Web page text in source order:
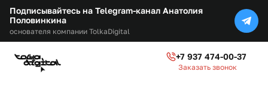
Подписывайтесь на Telegram-канал Анатолия
Половинкина
основателя компании TolkaDigital
+7 937 474-00-37
Заказать звонок